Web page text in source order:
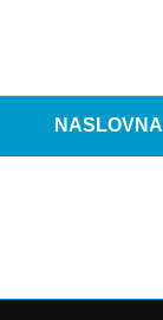
NASLOVNA